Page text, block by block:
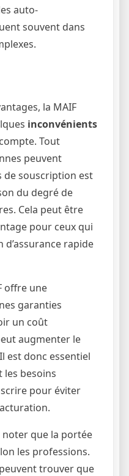
auto-
souvent dans
la MAIF
inconvénients
Tout
peuvent
de souscription est
du degré de
Cela peut être
pour ceux qui
rapide
offre une
garanties
un coût
augmenter le
est donc essentiel
les besoins
pour éviter
que la portée
les professions.
trouver que